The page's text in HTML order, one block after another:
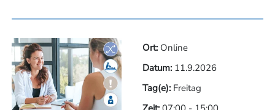
Ort: Online
Datum: 11.9.2026
Tag(e): Freitag